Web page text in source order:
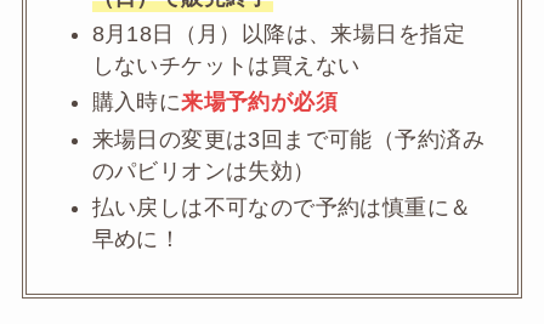
8月18日（月）以降は、来場日を指定
しないチケットは買えない
購入時に来場予約が必須
来場日の変更は3回まで可能（予約済み
のパビリオンは失効）
払い戻しは不可なので予約は慎重に＆
早めに！